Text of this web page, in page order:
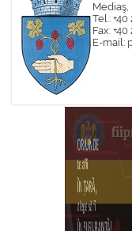
Mediaş,
Tel.:
Fax:
E-mail: